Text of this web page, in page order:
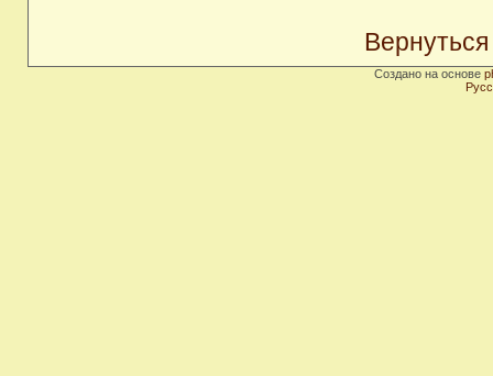
Создано на основе